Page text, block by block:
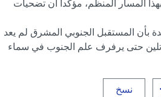
المسار المنظم، مؤكداً أن تضحيات
بأن المستقبل الجنوبي المشرق لم يعد
تلين حتى يرفرف علم الجنوب في سماء
نسخ